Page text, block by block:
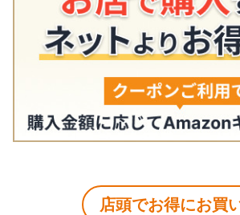
店頭でお得にお買